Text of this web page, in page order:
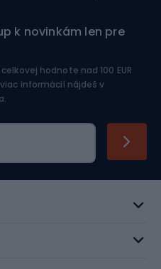
k novinkám len pre
hodnote nad 100 EUR
informácií nájdeš v
.